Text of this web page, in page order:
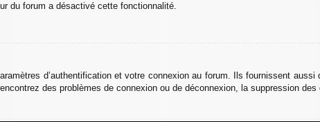
du forum a désactivé cette fonctionnalité.
d’authentification et votre connexion au forum. Ils fournissent
des problèmes de connexion ou de déconnexion, la suppression des